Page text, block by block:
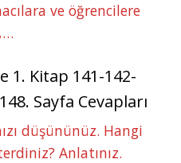
ve öğrencilere
1. Kitap 141-142-
Sayfa Cevapları
düşününüz. Hangi
Anlatınız.